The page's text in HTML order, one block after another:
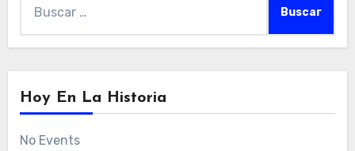
Hoy En La Historia
No Events